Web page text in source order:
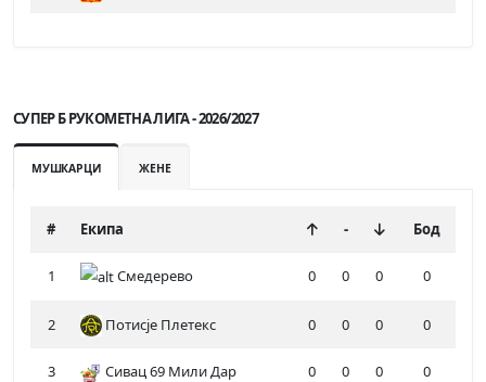
СУПЕР Б РУКОМЕТНА ЛИГА - 2026/2027
МУШКАРЦИ ЖЕНЕ
# Екипа - Бод
1 Смедерево 0 0 0 0
2 Потисје Плетекс 0 0 0 0
3 Сивац 69 Мили Дар 0 0 0 0